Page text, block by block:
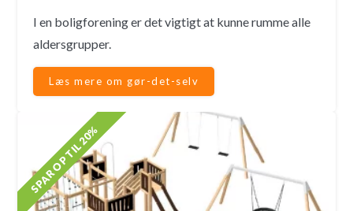
SPAR OP TIL 20%
I en boligforening er det vigtigt at kunne rumme alle
aldersgrupper.
Læs mere om gør-det-selv